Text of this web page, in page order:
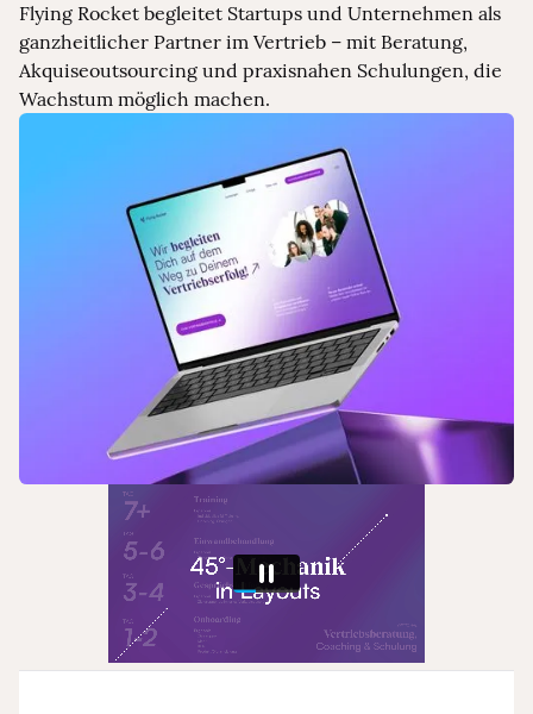
Flying Rocket begleitet Startups und Unternehmen als
ganzheitlicher Partner im Vertrieb – mit Beratung,
Akquiseoutsourcing und praxisnahen Schulungen, die
Wachstum möglich machen.